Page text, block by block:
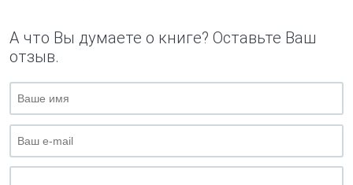
А что Вы думаете о книге? Оставьте Ваш
отзыв.